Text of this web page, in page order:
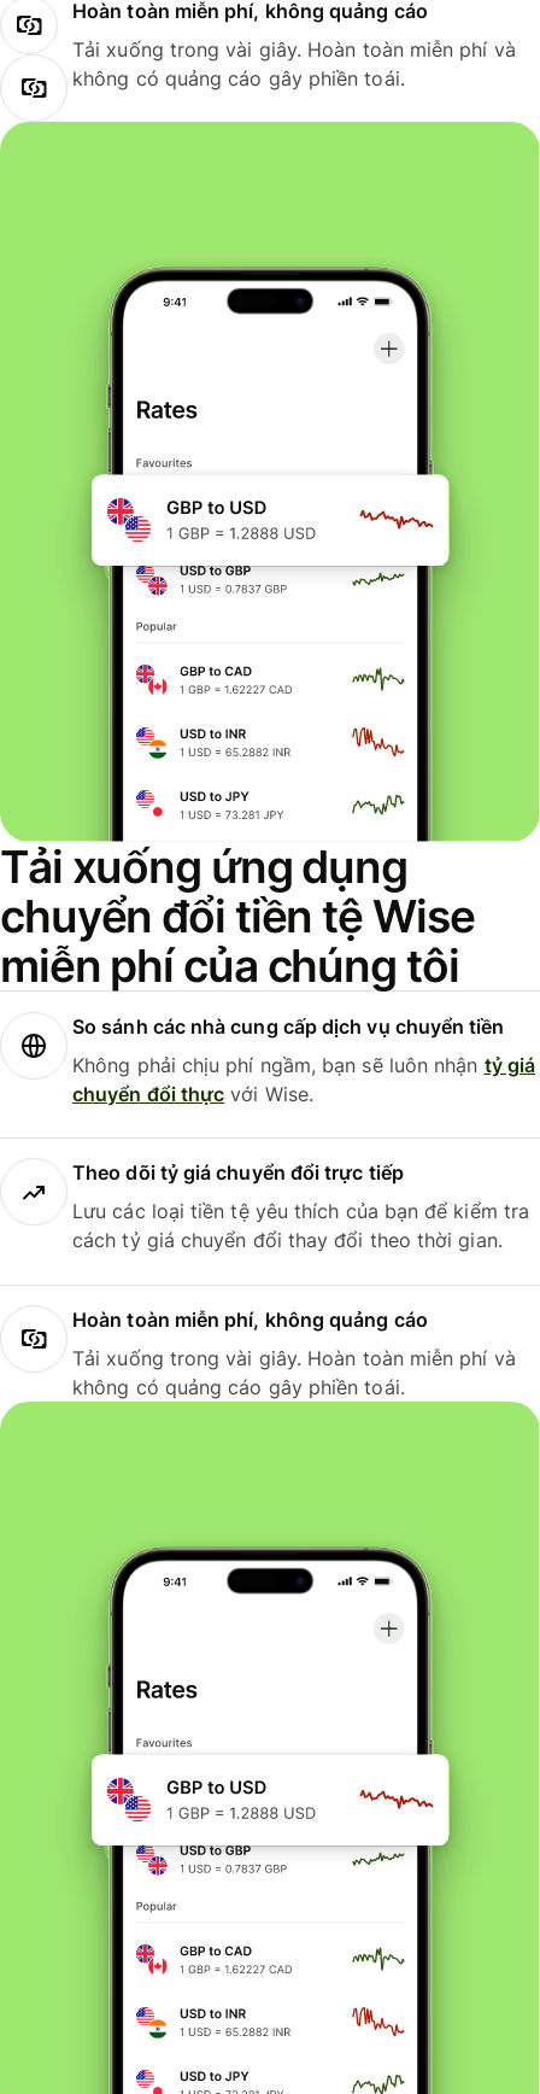
Hoàn toàn miễn phí, không quảng cáo
Tải xuống trong vài giây. Hoàn toàn miễn phí và
không có quảng cáo gây phiền toái.
Tải xuống ứng dụng
chuyển đổi tiền tệ Wise
miễn phí của chúng tôi
So sánh các nhà cung cấp dịch vụ chuyển tiền
Không phải chịu phí ngầm, bạn sẽ luôn nhận tỷ giá
chuyển đổi thực với Wise.
Theo dõi tỷ giá chuyển đổi trực tiếp
Lưu các loại tiền tệ yêu thích của bạn để kiểm tra
cách tỷ giá chuyển đổi thay đổi theo thời gian.
Hoàn toàn miễn phí, không quảng cáo
Tải xuống trong vài giây. Hoàn toàn miễn phí và
không có quảng cáo gây phiền toái.